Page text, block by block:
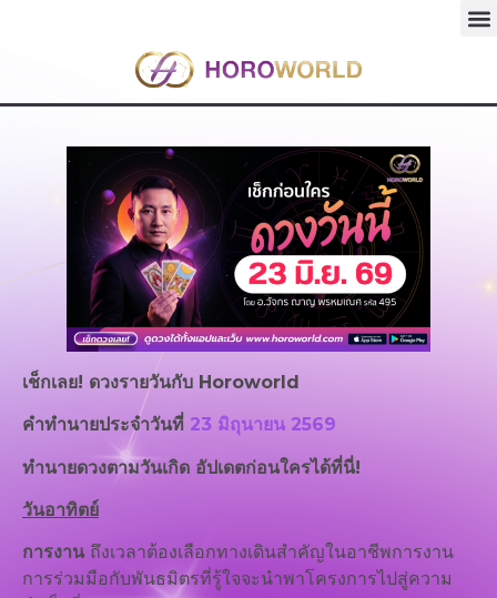
เช็กเลย! ดวงรายวันกับ Horoworld
คำทำนายประจำวันที่ 23 มิถุนายน 2569
ทำนายดวงตามวันเกิด อัปเดตก่อนใครได้ที่นี่!
วันอาทิตย์
การงาน ถึงเวลาต้องเลือกทางเดินสำคัญในอาชีพการงาน
การร่วมมือกับพันธมิตรที่รู้ใจจะนำพาโครงการไปสู่ความ